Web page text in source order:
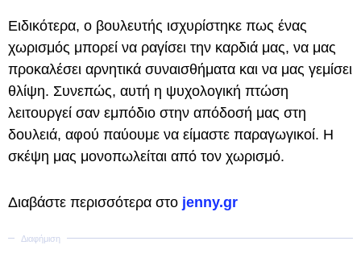
Ειδικότερα, ο βουλευτής ισχυρίστηκε πως ένας
χωρισμός μπορεί να ραγίσει την καρδιά μας, να μας
προκαλέσει αρνητικά συναισθήματα και να μας γεμίσει
θλίψη. Συνεπώς, αυτή η ψυχολογική πτώση
λειτουργεί σαν εμπόδιο στην απόδοσή μας στη
δουλειά, αφού παύουμε να είμαστε παραγωγικοί. Η
σκέψη μας μονοπωλείται από τον χωρισμό.
Διαβάστε περισσότερα στο jenny.gr